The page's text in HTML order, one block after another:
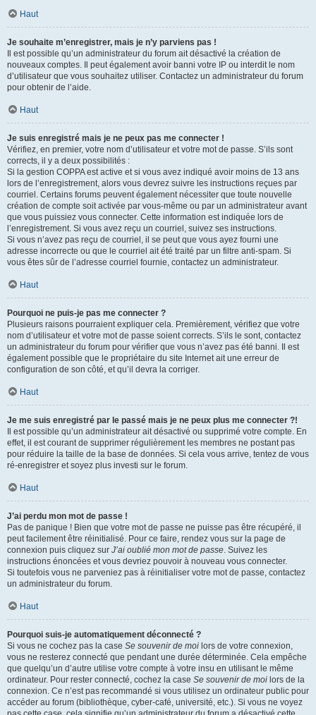
Haut
Je souhaite m’enregistrer, mais je n’y parviens pas !
Il est possible qu’un administrateur du forum ait désactivé la création de
nouveaux comptes. Il peut également avoir banni votre IP ou interdit le nom
d’utilisateur que vous souhaitez utiliser. Contactez un administrateur du forum
pour obtenir de l’aide.
Haut
Je suis enregistré mais je ne peux pas me connecter !
Vérifiez, en premier, votre nom d’utilisateur et votre mot de passe. S’ils sont
corrects, il y a deux possibilités :
Si la gestion COPPA est active et si vous avez indiqué avoir moins de 13 ans
lors de l’enregistrement, alors vous devrez suivre les instructions reçues par
courriel. Certains forums peuvent également nécessiter que toute nouvelle
création de compte soit activée par vous-même ou par un administrateur avant
que vous puissiez vous connecter. Cette information est indiquée lors de
l’enregistrement. Si vous avez reçu un courriel, suivez ses instructions.
Si vous n’avez pas reçu de courriel, il se peut que vous ayez fourni une
adresse incorrecte ou que le courriel ait été traité par un filtre anti-spam. Si
vous êtes sûr de l’adresse courriel fournie, contactez un administrateur.
Haut
Pourquoi ne puis-je pas me connecter ?
Plusieurs raisons pourraient expliquer cela. Premièrement, vérifiez que votre
nom d’utilisateur et votre mot de passe soient corrects. S’ils le sont, contactez
un administrateur du forum pour vérifier que vous n’avez pas été banni. Il est
également possible que le propriétaire du site Internet ait une erreur de
configuration de son côté, et qu’il devra la corriger.
Haut
Je me suis enregistré par le passé mais je ne peux plus me connecter ?!
Il est possible qu’un administrateur ait désactivé ou supprimé votre compte. En
effet, il est courant de supprimer régulièrement les membres ne postant pas
pour réduire la taille de la base de données. Si cela vous arrive, tentez de vous
ré-enregistrer et soyez plus investi sur le forum.
Haut
J’ai perdu mon mot de passe !
Pas de panique ! Bien que votre mot de passe ne puisse pas être récupéré, il
peut facilement être réinitialisé. Pour ce faire, rendez vous sur la page de
connexion puis cliquez sur J’ai oublié mon mot de passe. Suivez les
instructions énoncées et vous devriez pouvoir à nouveau vous connecter.
Si toutefois vous ne parveniez pas à réinitialiser votre mot de passe, contactez
un administrateur du forum.
Haut
Pourquoi suis-je automatiquement déconnecté ?
Si vous ne cochez pas la case Se souvenir de moi lors de votre connexion,
vous ne resterez connecté que pendant une durée déterminée. Cela empêche
que quelqu’un d’autre utilise votre compte à votre insu en utilisant le même
ordinateur. Pour rester connecté, cochez la case Se souvenir de moi lors de la
connexion. Ce n’est pas recommandé si vous utilisez un ordinateur public pour
accéder au forum (bibliothèque, cyber-café, université, etc.). Si vous ne voyez